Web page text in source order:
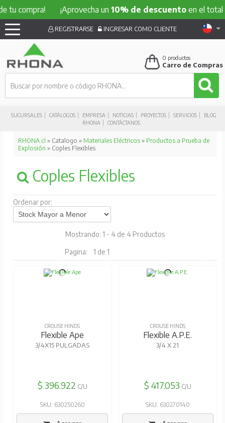
¡Aprovecha un10% de descuentoen el total de tu
SUCURSALES CATÁLOGOS EMPRESA NOTICIAS PROYECTOS SERVICIOS
BLOG
RHONA
CONTÁCTANOS
REGISTRARSE INGRESAR COMO CLIENTE
0 productos
Carro de Compras
RHONA.cl » Catalogo » Materiales Eléctricos» Productos a Prueba de
Explosión » Coples Flexibles
Coples Flexibles
Ordenar por:
Mostrando: 1 - 4 de 4 Productos
Pagina: 1 de 1
CROUSE HINDS
Flexible Ape
3/4X15 PULGADAS
$ 396.922 C/U
SKU: 630250260
CROUSE HINDS
Flexible A.P.E.
3/4 X 21
$ 417.053 C/U
SKU: 630270140